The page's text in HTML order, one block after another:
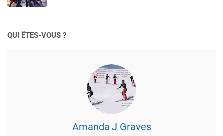
QUI ÊTES-VOUS ?
Amanda J Graves